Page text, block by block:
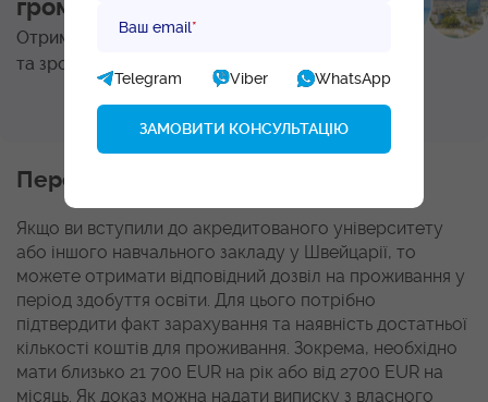
громадянство?
Отримайте консультацію юриста
та зробіть перший крок до паспорта ЄС!
ЗАМОВИТИ КОНСУЛЬТАЦІЮ
Переїзд на навчання
Якщо ви вступили до акредитованого університету
або іншого навчального закладу у Швейцарії, то
можете отримати відповідний дозвіл на проживання у
період здобуття освіти. Для цього потрібно
підтвердити факт зарахування та наявність достатньої
кількості коштів для проживання. Зокрема, необхідно
мати близько 21 700 EUR на рік або від 2700 EUR на
місяць. Як доказ можна надати виписку з власного
Ваш email*
Telegram Viber WhatsApp